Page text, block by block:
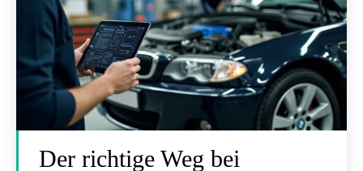
Der richtige Weg bei